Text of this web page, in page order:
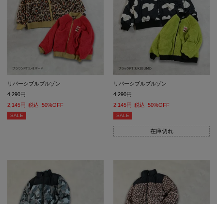
リバーシブルブルゾン
4,290
2,145
税込 50%OFF
SALE
リバーシブルブルゾン
4,290
2,145
税込 50%OFF
SALE
在庫切れ